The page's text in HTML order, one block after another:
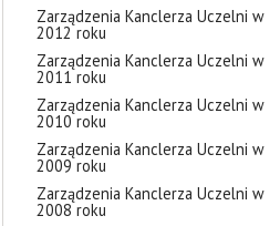
Zarządzenia Kanclerza Uczelni w
2012 roku
Zarządzenia Kanclerza Uczelni w
2011 roku
Zarządzenia Kanclerza Uczelni w
2010 roku
Zarządzenia Kanclerza Uczelni w
2009 roku
Zarządzenia Kanclerza Uczelni w
2008 roku